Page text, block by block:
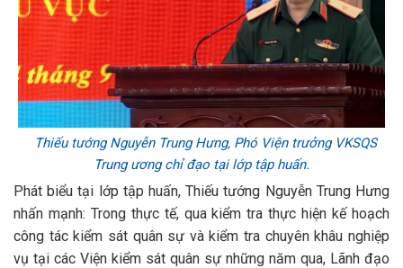
Thiếu tướng Nguyễn Trung Hưng, Phó Viện trưởng VKSQS
Trung ương chỉ đạo tại lớp tập huấn.
Phát biểu tại lớp tập huấn, Thiếu tướng Nguyễn Trung Hưng
nhấn mạnh: Trong thực tế, qua kiểm tra thực hiện kế hoạch
công tác kiểm sát quân sự và kiểm tra chuyên khâu nghiệp
vụ tại các Viện kiểm sát quân sự những năm qua, Lãnh đạo